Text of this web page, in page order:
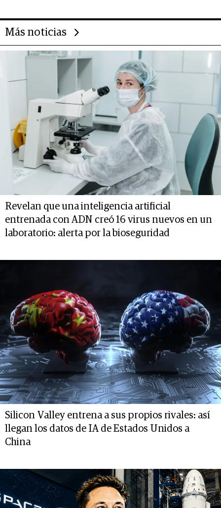
Más noticias
Revelan que una inteligencia artificial
entrenada con ADN creó 16 virus nuevos en un
laboratorio: alerta por la bioseguridad
Silicon Valley entrena a sus propios rivales: así
llegan los datos de IA de Estados Unidos a
China